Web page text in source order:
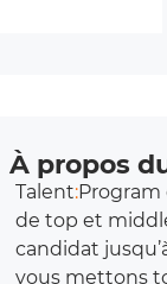
À propos
Talent:
de top et
candidat
vous mettons